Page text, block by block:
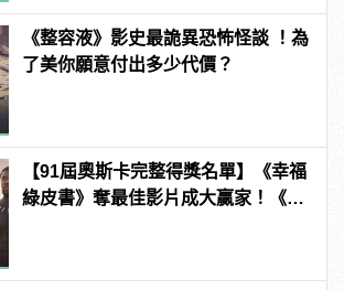
《整容液》影史最詭異恐怖怪談 ！為
了美你願意付出多少代價？
【91屆奧斯卡完整得獎名單】《幸福
綠皮書》奪最佳影片成大贏家！《波